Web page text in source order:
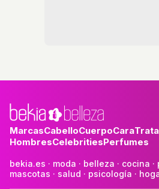
MarcasCabelloCuerpoCara
HombresCelebritiesPerfumes
bekia.es · moda · belleza · cocina ·
mascotas · salud · psicología ·